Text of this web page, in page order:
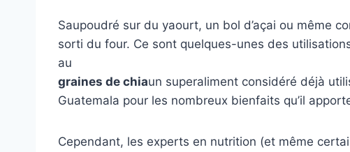
Saupoudré sur du yaourt, un bol d’açai ou même
sorti du four. Ce sont quelques-unes des
au
graines de chiaun superaliment considéré déjà
Guatemala pour les nombreux bienfaits qu’il
Cependant, les experts en nutrition (et même